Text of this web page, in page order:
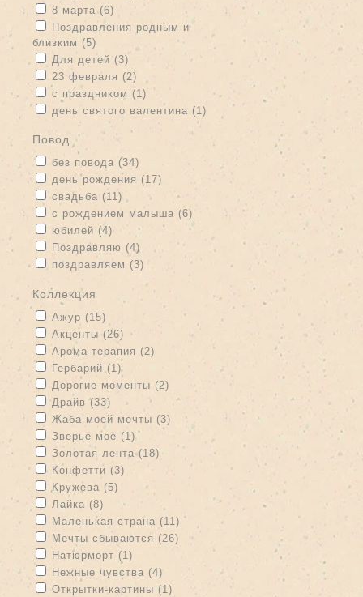
Apply 8 марта filter
8 марта (6)
Apply Поздравления родным и близким filter
Поздравления родным и
близким (5) Apply Поздравления родным и близким filter
Apply Для детей filter
Для детей (3)Apply Для детей filter
Apply 23 февраля filter
23 февраля (2)
Apply с праздником filter
с праздником (1) Apply с праздником filter
Apply день святого валентина filter
день святого валентина (1) Apply день святого
Повод
Apply без повода filter
без повода (34) Apply без повода filter
Apply день рождения filter
день рождения (17) Apply день рождения filter
Apply свадьба filter
свадьба (11) Apply свадьба filter
Apply с рождением малыша filter
с рождением малыша (6) Apply с рождением малыша
Apply юбилей filter
юбилей (4) Apply юбилей filter
Apply Поздравляю filter
Поздравляю (4) Apply Поздравляю filter
Apply поздравляем filter
поздравляем (3) Apply поздравляем filter
Коллекция
Apply Ажур filter
Ажур (15) Apply Ажур filter
Apply Акценты filter
Акценты (26) Apply Акценты filter
Apply Арома терапия filter
Арома терапия (2) Apply Арома терапия filter
Apply Гербарий filter
Гербарий (1)
Apply Дорогие моменты filter
Дорогие моменты (2) Apply Дорогие моменты filter
Apply Драйв filter
Драйв (33) Apply Драйв filter
Apply Жаба моей мечты filter
Жаба моей мечты (3) Apply Жаба моей мечты filter
Apply Зверьё моё filter
Зверьё моё (1) Apply Зверьё моё filter
Apply Золотая лента filter
Золотая лента (18) Apply Золотая лента filter
Apply Конфетти filter
Конфетти (3) Apply Конфетти filter
Apply Кружева filter
Кружева (5) Apply Кружева filter
Apply Лайка filter
Лайка (8) Apply Лайка filter
Apply Маленькая страна filter
Маленькая страна (11) Apply Маленькая страна filter
Apply Мечты сбываются filter
Мечты сбываются (26) Apply Мечты сбываются filter
Apply Натюрморт filter
Натюрморт (1) Apply Натюрморт filter
Apply Нежные чувства filter
Нежные чувства (4) Apply Нежные чувства filter
Apply Открытки-картины filter
Открытки-картины (1)